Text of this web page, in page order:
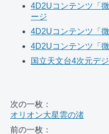
4D2Uコンテンツ「
ージ
4D2Uコンテンツ「
4D2Uコンテンツ「
国立天文台4次元デ
次の一枚：
オリオン大星雲の渚
前の一枚：